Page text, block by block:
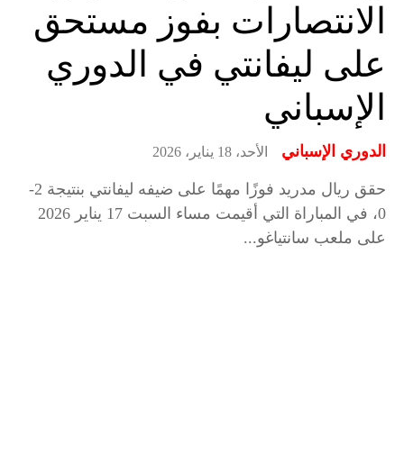
الانتصارات بفوز مستحق
على ليفانتي في الدوري
الإسباني
الدوري الإسباني الأحد، 18 يناير، 2026
حقق ريال مدريد فوزًا مهمًا على ضيفه ليفانتي بنتيجة 2-
0، في المباراة التي أقيمت مساء السبت 17 يناير 2026
على ملعب سانتياغو...